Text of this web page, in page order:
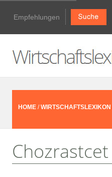
Empfehlungen
HOME /WIRTSCHAFTSLEXIKON
Chozrastcet